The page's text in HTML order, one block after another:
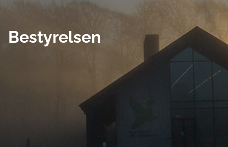
Bestyrelsen